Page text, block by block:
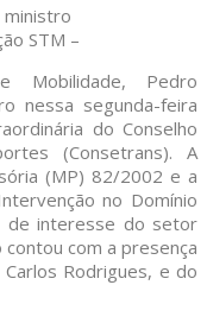
ministro
STM –
Mobilidade, Pedro
nessa segunda-feira
do Conselho
(Consetrans). A
(MP) 82/2002 e a
no Domínio
de interesse do setor
com a presença
Rodrigues, e do